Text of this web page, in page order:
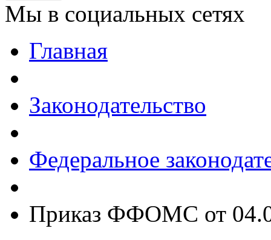
Мы в социальных сетях
Главная
Законодательство
Федеральное
Приказ ФФОМС от